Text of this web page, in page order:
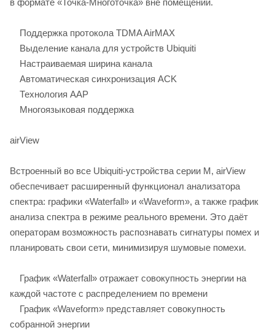
в формате «Точка-Многоточка» вне помещений.
Поддержка протокола TDMA AirMAX
Выделение канала для устройств Ubiquiti
Настраиваемая ширина канала
Автоматическая синхронизация ACK
Технология AAP
Многоязыковая поддержка
airView
Встроенный во все Ubiquiti-устройства серии M, airView
обеспечивает расширенный функционал анализатора
спектра: графики «Waterfall» и «Waveform», а также график
анализа спектра в режиме реального времени. Это даёт
операторам возможность распознавать сигнатуры помех и
планировать свои сети, минимизируя шумовые помехи.
График «Waterfall» отражает совокупность энергии на
каждой частоте с распределением по времени
График «Waveform» представляет совокупность
собранной энергии